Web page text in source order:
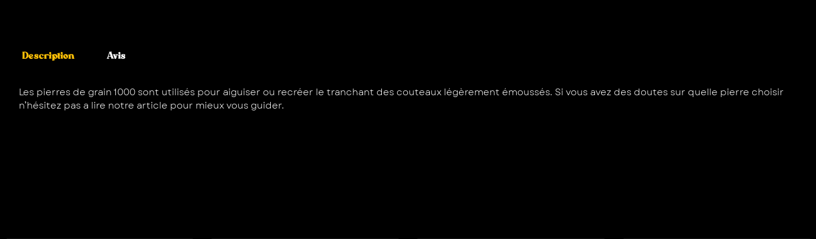
Description Avis
Les pierres de grain 1000 sont utilisés pour aiguiser ou recréer le tranchant des couteaux légèrement émoussés. Si vous avez des doutes sur quelle pierre choisir
n’hésitez pas a lire notre article pour mieux vous guider.